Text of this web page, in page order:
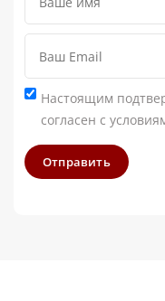
Настоящим
согласен с
Отправить